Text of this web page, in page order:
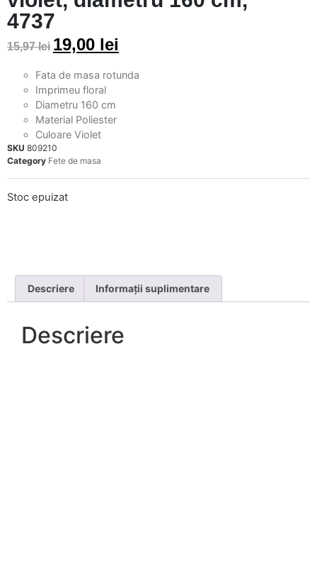
4737
15,97lei 19,00 lei
Fata de masa rotunda
Imprimeu floral
Diametru 160 cm
Material Poliester
Culoare Violet
SKU 809210
Category Fete de masa
Stoc epuizat
Descriere Informații suplimentare
Descriere